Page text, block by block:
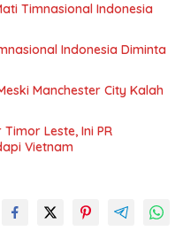
Timnasional Indonesia
Indonesia Diminta
Manchester City Kalah
Leste, Ini PR
Vietnam